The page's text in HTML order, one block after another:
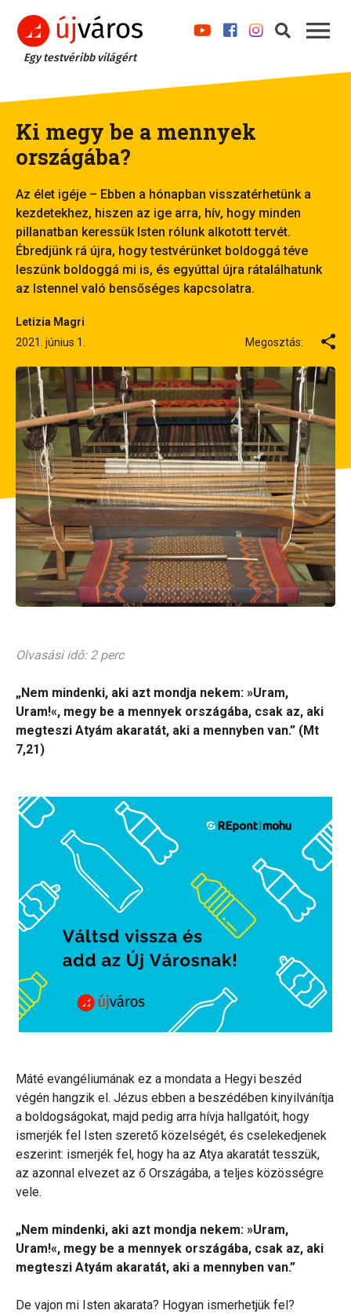
Egy testvéribb világért
Ki megy be a mennyek
országába?
Az élet igéje – Ebben a hónapban visszatérhetünk a
kezdetekhez, hiszen az ige arra, hív, hogy minden
pillanatban keressük Isten rólunk alkotott tervét.
Ébredjünk rá újra, hogy testvérünket boldoggá téve
leszünk boldoggá mi is, és egyúttal újra rátalálhatunk
az Istennel való bensőséges kapcsolatra.
Letizia Magri
2021. június 1.
Megosztás:
Olvasási idő: 2 perc
„Nem mindenki, aki azt mondja nekem: »Uram,
Uram!«, megy be a mennyek országába, csak az, aki
megteszi Atyám akaratát, aki a mennyben van.” (Mt
7,21)
Máté evangéliumának ez a mondata a Hegyi beszéd
végén hangzik el. Jézus ebben a beszédében kinyilvánítja
a boldogságokat, majd pedig arra hívja hallgatóit, hogy
ismerjék fel Isten szerető közelségét, és cselekedjenek
eszerint: ismerjék fel, hogy ha az Atya akaratát tesszük,
az azonnal elvezet az ő Országába, a teljes közösségre
vele.
„Nem mindenki, aki azt mondja nekem: »Uram,
Uram!«, megy be a mennyek országába, csak az, aki
megteszi Atyám akaratát, aki a mennyben van.”
De vajon mi Isten akarata? Hogyan ismerhetjük fel?